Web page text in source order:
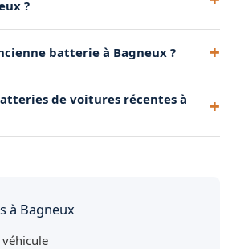
?
demande. Toutefois, si vous
nous fixons un créneau à
batterie à Bagneux ?
une filière agréée. C'est inclus
sans frais supplémentaires.
de voitures récentes à
à Bagneux